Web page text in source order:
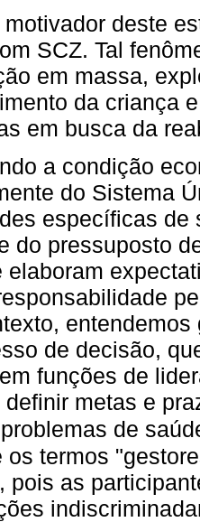
deste
SCZ. Tal
em massa,
da criança
em busca da
a condição
do Sistema
específicas de
do pressuposto
elaboram
de decisão,
funções de
metas e
de
os termos
pois as